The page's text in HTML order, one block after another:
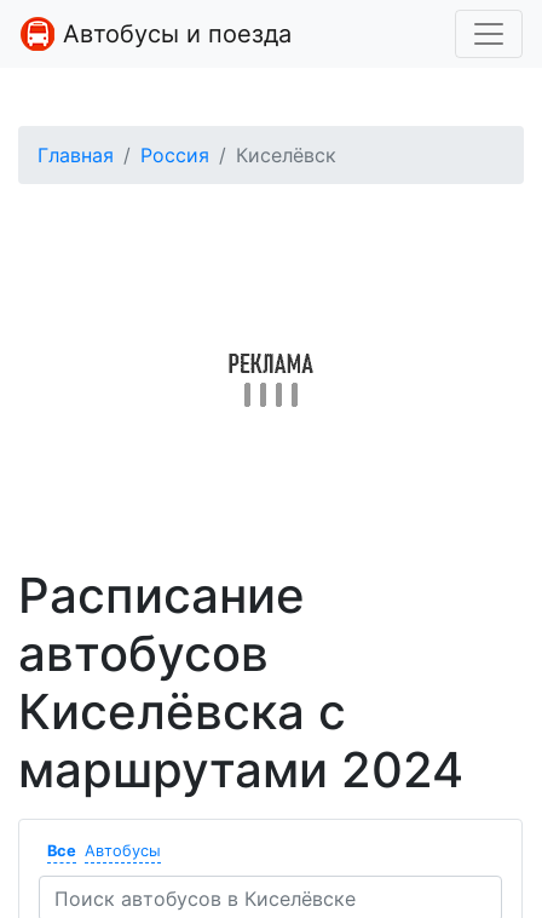
Автобусы и поезда
Главная Россия Киселёвск
Расписание
автобусов
Киселёвска с
маршрутами 2024
Все Автобусы